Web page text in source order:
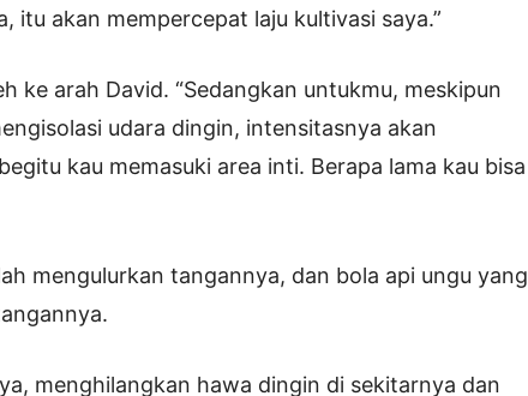
itu akan mempercepat laju kultivasi saya.”
ke arah David. “Sedangkan untukmu, meskipun
udara dingin, intensitasnya akan
kau memasuki area inti. Berapa lama kau bisa
mengulurkan tangannya, dan bola api ungu yang
menghilangkan hawa dingin di sekitarnya dan